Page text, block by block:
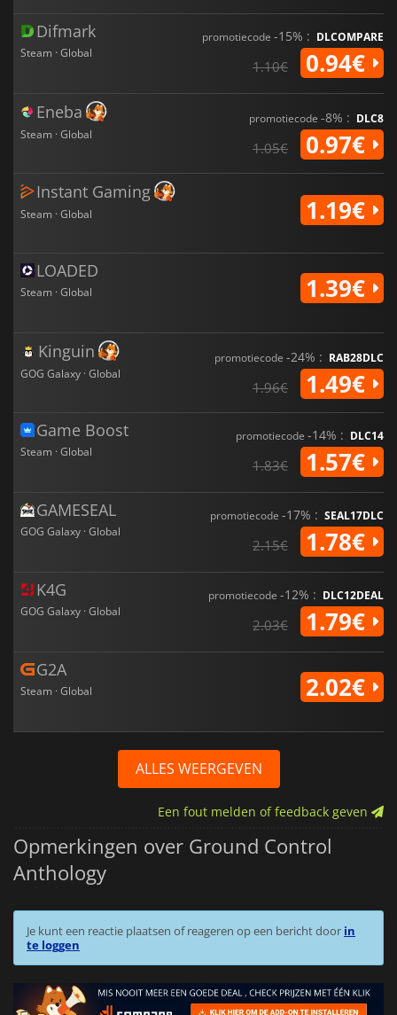
Difmark
Steam · Global
promotiecode -15% : DLCOMPARE
1.10€ 0.94€
Eneba
Steam · Global
promotiecode -8% : DLC8
1.05€ 0.97€
Instant Gaming
Steam · Global 1.19€
LOADED
Steam · Global 1.39€
Kinguin
GOG Galaxy · Global
promotiecode -24% : RAB28DLC
1.96€ 1.49€
Game Boost
Steam · Global
promotiecode -14% : DLC14
1.83€ 1.57€
GAMESEAL
GOG Galaxy · Global
promotiecode -17% : SEAL17DLC
2.15€ 1.78€
K4G
GOG Galaxy · Global
promotiecode -12% : DLC12DEAL
2.03€ 1.79€
G2A
Steam · Global 2.02€
ALLES WEERGEVEN
Een fout melden of feedback geven
Opmerkingen over Ground Control
Anthology
Je kunt een reactie plaatsen of reageren op een bericht door in
te loggen